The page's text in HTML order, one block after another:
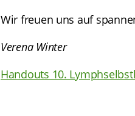
Wir freuen uns auf
Verena Winter
Handouts 10.